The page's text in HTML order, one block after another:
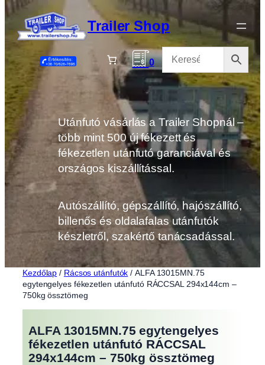
Ugrás
a
tartalomhoz
Trailer Shop
0
Utánfutó vásárlás a Trailer Shopnál –
több mint 500 új fékezett és
fékezetlen utánfutó garanciával és
országos kiszállítással.
Autószállító, gépszállító, hajószállító,
billenős és oldalafalas utánfutók
készletről, szakértő tanácsadással.
Kezdőlap / Rácsos utánfutók / ALFA 13015MN.75
egytengelyes fékezetlen utánfutó RÁCCSAL 294x144cm –
750kg össztömeg
ALFA 13015MN.75 egytengelyes
fékezetlen utánfutó RÁCCSAL
294x144cm – 750kg össztömeg